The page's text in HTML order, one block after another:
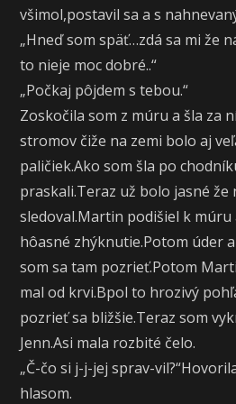
všimol,postavil sa a s
„Hneď som späť…zdá sa mi že
to nieje moc dobré..“
„Počkaj pôjdem s tebou.“
Zoskočila som z múru a šla za
stromov čiže na zemi bolo aj
paličiek.Ako som šla po
praskali.Teraz už bolo jasné že
sledoval.Martin podišiel k múru
hôasné zhýknutie.Potom úder
som sa tam pozrieť.Potom
mal od krvi.Bpol to hrozivý
pozrieť sa bližšie.Teraz som
Jenn.Asi mala rozbité čelo.
„Č-čo si j-j-jej sprav-
hlasom.